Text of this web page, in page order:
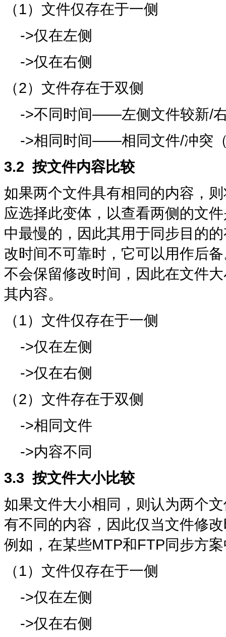
（1）文件仅存在于一侧
->仅在左侧
->仅在右侧
（2）文件存在于双侧
->不同时间——左侧文件较新/
->相同时间——相同文件/冲突（
3.2按文件内容比较
如果两个文件具有相同的内容，
应选择此变体，以查看两侧的文
中最慢的，因此其用于同步目的
改时间不可靠时，它可以用作后
不会保留修改时间，因此在文件
其内容。
（1）文件仅存在于一侧
->仅在左侧
->仅在右侧
（2）文件存在于双侧
->相同文件
->内容不同
3.3按文件大小比较
如果文件大小相同，则认为两个
有不同的内容，因此仅当文件修
例如，在某些MTP和FTP同步方
（1）文件仅存在于一侧
->仅在左侧
->仅在右侧